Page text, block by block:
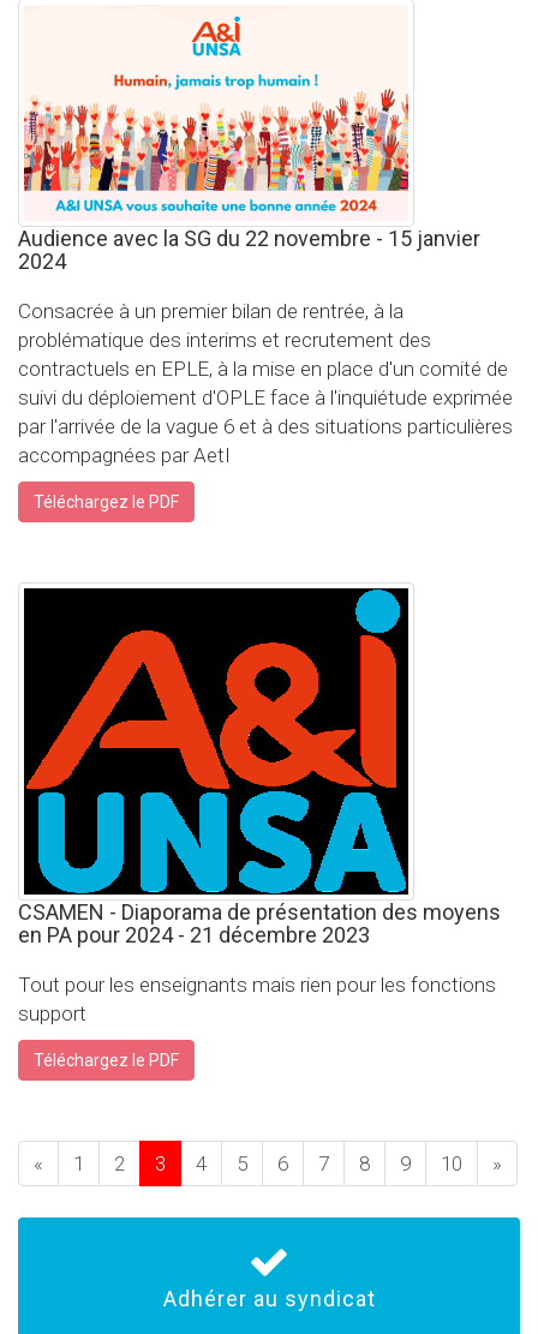
Audience avec la SG du 22 novembre - 15 janvier
2024
Consacrée à un premier bilan de rentrée, à la
problématique des interims et recrutement des
contractuels en EPLE, à la mise en place d'un comité de
suivi du déploiement d'OPLE face à l'inquiétude exprimée
par l'arrivée de la vague 6 et à des situations particulières
accompagnées par AetI
Téléchargez le PDF
CSAMEN - Diaporama de présentation des moyens
en PA pour 2024 - 21 décembre 2023
Tout pour les enseignants mais rien pour les fonctions
support
Téléchargez le PDF
« 1 2 3 4 5 6 7 8 9 10 »
Adhérer au syndicat